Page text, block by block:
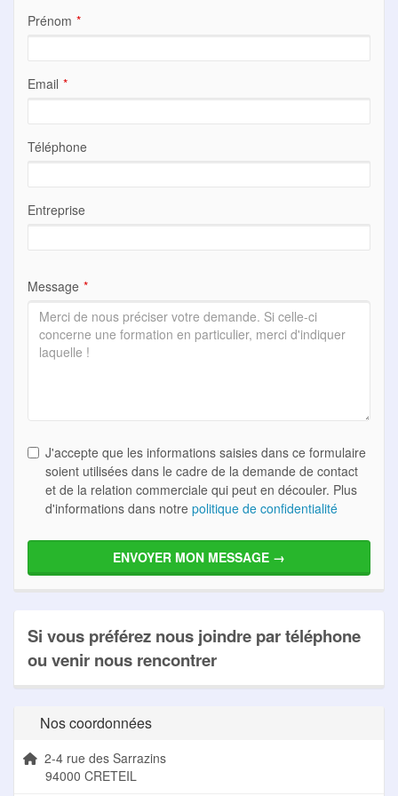
Prénom
Email
Téléphone
Entreprise
Message
J'accepte que les informations saisies dans ce formulaire
soient utilisées dans le cadre de la demande de contact
et de la relation commerciale qui peut en découler. Plus
d'informations dans notre politique de confidentialité
Si vous préférez nous joindre par téléphone
ou venir nous rencontrer
Nos coordonnées
2-4 rue des Sarrazins
94000 CRETEIL